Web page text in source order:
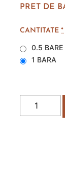
PRET DE
CANTITATE *
0.5 BARE
1 BARA